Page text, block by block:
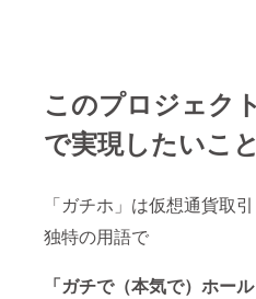
このプロジェクト
で実現したいこと
「ガチホ」は仮想通貨取引
独特の用語で
「ガチで（本気で）ホール